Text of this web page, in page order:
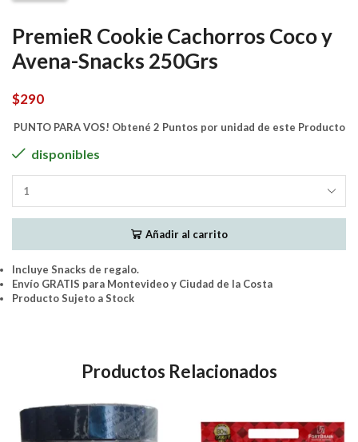
PremieR Cookie Cachorros Coco y
Avena-Snacks 250Grs
$290
PUNTO PARA VOS! Obtené 2 Puntos por unidad de este Producto
disponibles
Coco
Snacks
Añadir al carrito
Incluye Snacks de regalo.
Envío GRATIS para Montevideo y Ciudad de la Costa
Producto Sujeto a Stock
Productos Relacionados